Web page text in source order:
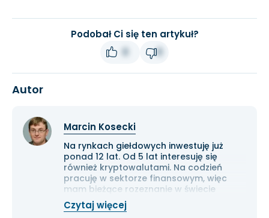
Podobał Ci się ten artykuł?
Autor
Marcin Kosecki
Na rynkach giełdowych inwestuję już
ponad 12 lat. Od 5 lat interesuję się
również kryptowalutami. Na codzień
pracuję w sektorze finansowym, więc
mam bieżące rozeznanie w świecie
gospodarki i ekonomii. Cenię przede
wszystkim solidną analizę
Czytaj więcej